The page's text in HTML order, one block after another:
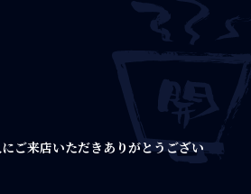
ご来店いただきありがとうござい